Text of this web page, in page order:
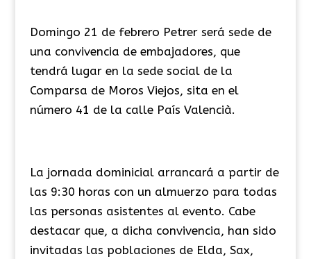
Domingo 21 de febrero Petrer será sede de
una convivencia de embajadores, que
tendrá lugar en la sede social de la
Comparsa de Moros Viejos, sita en el
número 41 de la calle País Valencià.
La jornada dominicial arrancará a partir de
las 9:30 horas con un almuerzo para todas
las personas asistentes al evento. Cabe
destacar que, a dicha convivencia, han sido
invitadas las poblaciones de Elda, Sax,